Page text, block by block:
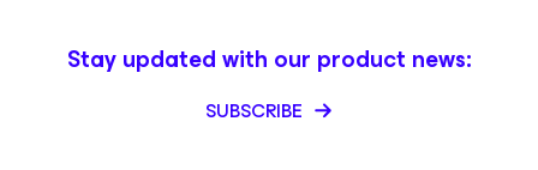
Stay updated with our product news:
SUBSCRIBE